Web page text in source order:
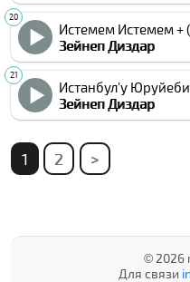
Истемем Истемем +
Зейнеп Диздар
Истанбул'у
Зейнеп Диздар
1 2 >
© 2026
Для связи